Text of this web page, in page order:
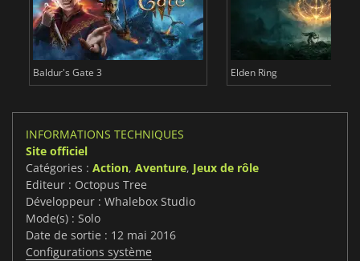
Baldur's Gate 3 Elden Ring
INFORMATIONS TECHNIQUES
Site officiel
Catégories : Action, Aventure, Jeux de rôle
Editeur : Octopus Tree
Développeur : Whalebox Studio
Mode(s) : Solo
Date de sortie : 12 mai 2016
Configurations système